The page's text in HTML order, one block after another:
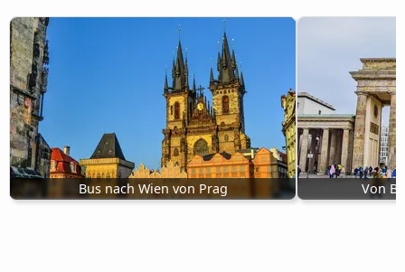
Bus nach Wien von Prag Von